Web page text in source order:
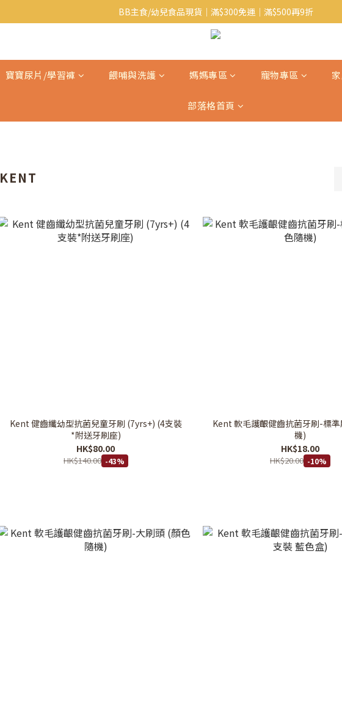
Baby J 意大利有機無麩質動物通粉 清貨平賣中!!
BB主食/幼兒食品現貨｜滿$300免運｜滿$500再9折
Baby J 有機蝴蝶麵熱賣中!
Baby J 意大利有機無麩質動物通粉 清貨平賣中!!
寶寶尿片/學習褲 餵哺與洗護 媽媽專區 寵物專區
部落格首頁
KENT
Kent 健齒纖幼型抗菌兒童牙刷 (7yrs+) (4支裝
*附送牙刷座)
HK$80.00
HK$140.00 -43%
Kent 軟毛護齦健齒抗菌牙刷-標
機)
HK$18.00
HK$20.00 -10%